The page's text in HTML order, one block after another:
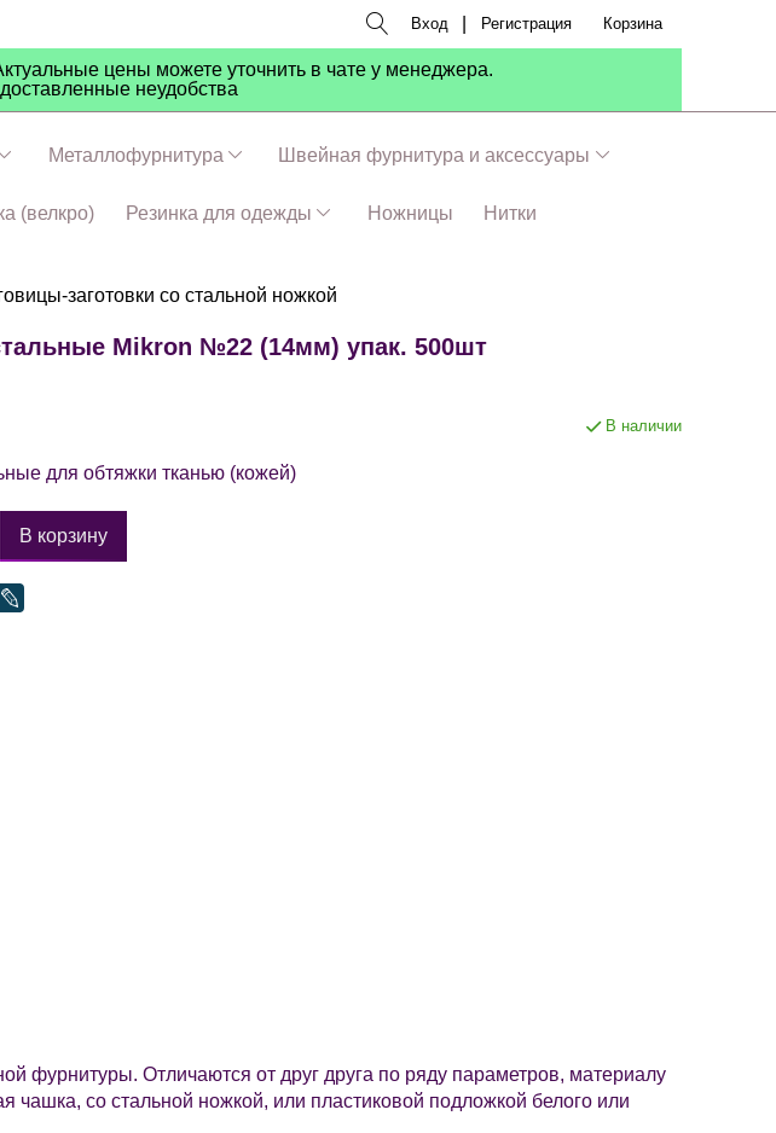
Вход Регистрация Корзина
цены можете уточнить в чате у менеджера.
неудобства
Металлофурнитура Швейная фурнитура и аксессуары
(велкро) Резинка для одежды Ножницы Нитки
заготовки со стальной ножкой
Mikron №22 (14мм) упак. 500шт
В наличии
для обтяжки тканью (кожей)
В корзину
фурнитуры. Отличаются от друг друга по ряду параметров, материалу
со стальной ножкой, или пластиковой подложкой белого или